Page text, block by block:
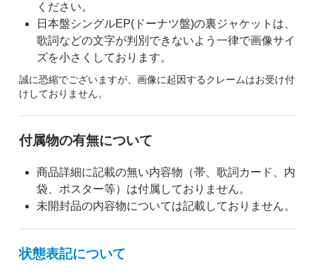
ください。
日本盤シングルEP(ドーナツ盤)の裏ジャケットは、
歌詞などの文字が判別できないよう一律で画像サイ
ズを小さくしております。
誠に恐縮でございますが、画像に起因するクレームはお受け付
けしておりません。
付属物の有無について
商品詳細に記載の無い内容物（帯、歌詞カード、内
袋、ポスター等）は付属しておりません。
未開封品の内容物については記載しておりません。
状態表記について